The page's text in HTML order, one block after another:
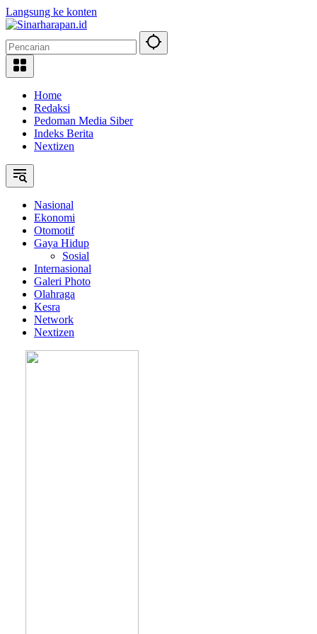
Langsung ke konten
Home
Redaksi
Pedoman Media Siber
Indeks Berita
Nextizen
Nasional
Ekonomi
Otomotif
Gaya Hidup
Sosial
Internasional
Galeri Photo
Olahraga
Kesra
Network
Nextizen